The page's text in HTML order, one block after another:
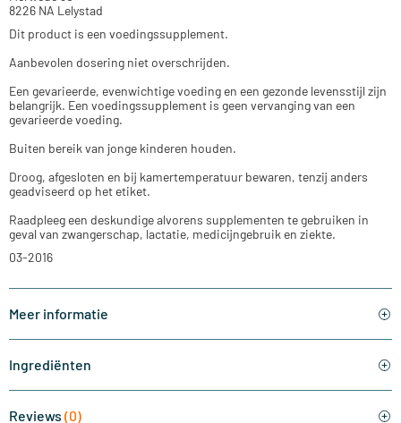
8226 NA Lelystad
Dit product is een voedingssupplement.
Aanbevolen dosering niet overschrijden.
Een gevarieerde, evenwichtige voeding en een gezonde levensstijl zijn
belangrijk. Een voedingssupplement is geen vervanging van een
gevarieerde voeding.
Buiten bereik van jonge kinderen houden.
Droog, afgesloten en bij kamertemperatuur bewaren, tenzij anders
geadviseerd op het etiket.
Raadpleeg een deskundige alvorens supplementen te gebruiken in
geval van zwangerschap, lactatie, medicijngebruik en ziekte.
03-2016
Meer informatie
Ingrediënten
Reviews (0)